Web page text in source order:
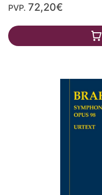
PVP. 72,20€